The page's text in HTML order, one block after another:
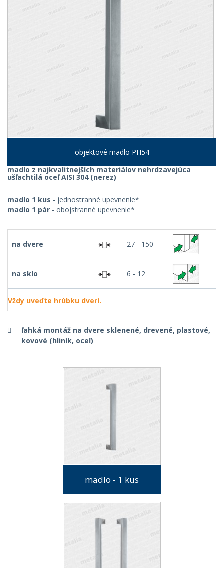
objektové madlo PH54
madlo z najkvalitnejších materiálov nehrdzavejúca
ušľachtilá oceľ AISI 304 (nerez)
madlo 1 kus - jednostranné upevnenie*
madlo 1 pár - obojstranné upevnenie*
na dvere 27 - 150
na sklo 6 - 12
Vždy uveďte hrúbku dverí.
ľahká montáž na dvere sklenené, drevené, plastové,
kovové (hliník, oceľ)
madlo - 1 kus